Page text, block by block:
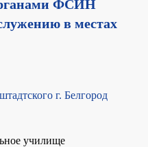
ФСИН
в местах
г. Белгород
училище